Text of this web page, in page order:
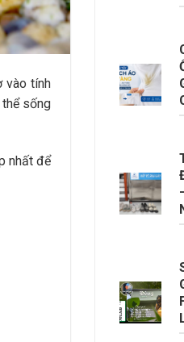
vào tính
sống
nhất để